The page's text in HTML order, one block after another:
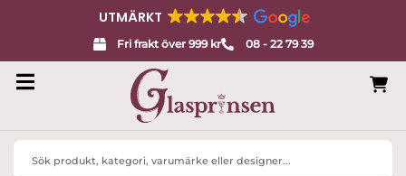
UTMÄRKT
Fri frakt över 999 kr 08 - 22 79 39
Search